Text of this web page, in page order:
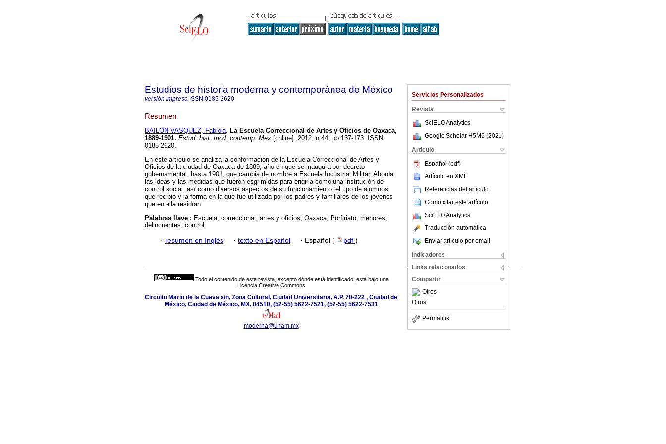
Servicios Personalizados
Revista
SciELO Analytics
Google Scholar H5M5 (2021 )
Articulo
Español (pdf)
Artículo en XML
Referencias del artículo
Como citar este artículo
SciELO Analytics
Traducción automática
Enviar artículo por email
Indicadores
Links relacionados
Compartir
Otros
Otros
Permalink
Estudios de historia moderna y contemporánea de México
versión impresa ISSN 0185-2620
Resumen
BAILON VASQUEZ, Fabiola. La Escuela Correccional de Artes y Oficios de Oaxaca,
1889-1901. Estud. hist. mod. contemp. Mex [online]. 2012, n.44, pp.137-173. ISSN
0185-2620.
En este artículo se analiza la conformación de la Escuela Correccional de Artes y
Oficios de la ciudad de Oaxaca de 1889, año en que se inaugura por decreto
gubernamental, hasta 1901, que cambia de nombre a Escuela Industrial Militar. Aborda
las ideas y las medidas que fueron esgrimidas para erigirla como una institución de
control social, así como diversos aspectos de su funcionamiento, el tipo de alumnos
que recibió y la forma en la que fue utilizada por los padres y familiares de los jóvenes
que en ella residían.
Palabras llave : Escuela; correccional; artes y oficios; Oaxaca; Porfiriato; menores;
delincuentes; control.
· resumen en Inglés · texto en Español · Español ( pdf )
Todo el contenido de esta revista, excepto dónde está identificado, está bajo una
Licencia Creative Commons
Circuito Mario de la Cueva s/n, Zona Cultural, Ciudad Universitaria, A.P. 70-222 , Ciudad de
México, Ciudad de México, MX, 04510, (52-55) 5622-7521, (52-55) 5622-7531
moderna@unam.mx